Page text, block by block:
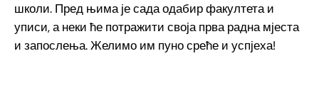
школи. Пред њима је сада одабир факултета и
уписи, а неки ће потражити своја прва радна мјеста
и запослења. Желимо им пуно среће и успјеха!